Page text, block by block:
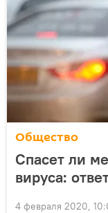
Общество
Спасет ли
вируса:
4 февраля 2020,